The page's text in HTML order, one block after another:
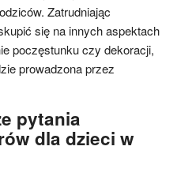
Zatrudniając
się na innych aspektach
poczęstunku czy dekoracji,
prowadzona przez
pytania
dla dzieci w